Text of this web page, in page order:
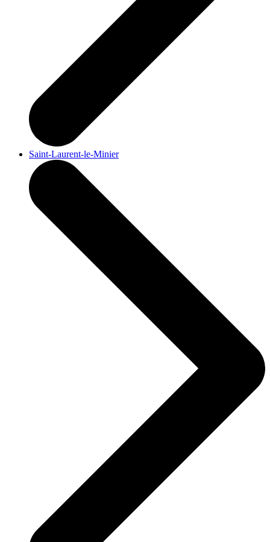
Saint-Laurent-le-Minier